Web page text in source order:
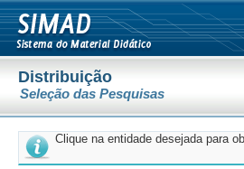
Distribuição
Seleção das Pesquisas
Clique na entidade desejada para